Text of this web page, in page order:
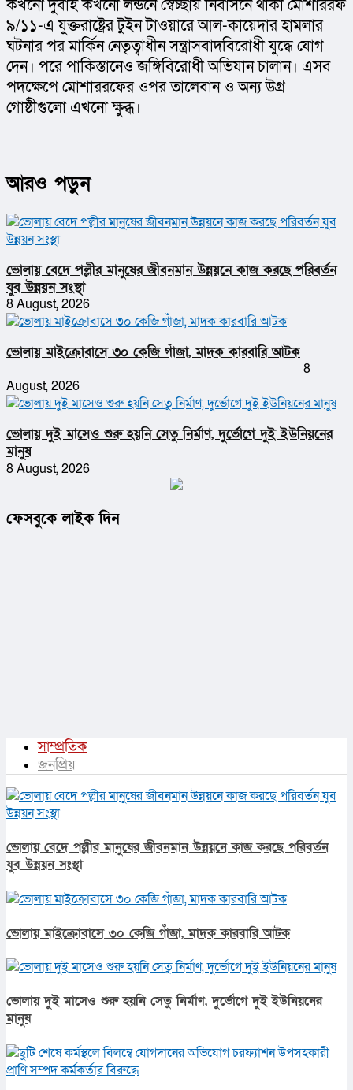
কখনো দুবাই কখনো লন্ডনে স্বেচ্ছায় নির্বাসনে থাকা মোশাররফ
৯/১১-এ যুক্তরাষ্ট্রের টুইন টাওয়ারে আল-কায়েদার হামলার
ঘটনার পর মার্কিন নেতৃত্বাধীন সন্ত্রাসবাদবিরোধী যুদ্ধে যোগ
দেন। পরে পাকিস্তানেও জঙ্গিবিরোধী অভিযান চালান। এসব
পদক্ষেপে মোশাররফের ওপর তালেবান ও অন্য উগ্র
গোষ্ঠীগুলো এখনো ক্ষুব্ধ।
আরও পড়ুন
ভোলায় বেদে পল্লীর মানুষের জীবনমান উন্নয়নে কাজ করছে পরিবর্তন
যুব উন্নয়ন সংস্থা
8 August, 2026
ভোলায় মাইক্রোবাসে ৩০ কেজি গাঁজা, মাদক কারবারি আটক
8
August, 2026
ভোলায় দুই মাসেও শুরু হয়নি সেতু নির্মাণ, দুর্ভোগে দুই ইউনিয়নের
মানুষ
8 August, 2026
ফেসবুকে লাইক দিন
সাম্প্রতিক
জনপ্রিয়
ভোলায় বেদে পল্লীর মানুষের জীবনমান উন্নয়নে কাজ করছে পরিবর্তন
যুব উন্নয়ন সংস্থা
ভোলায় মাইক্রোবাসে ৩০ কেজি গাঁজা, মাদক কারবারি আটক
ভোলায় দুই মাসেও শুরু হয়নি সেতু নির্মাণ, দুর্ভোগে দুই ইউনিয়নের
মানুষ